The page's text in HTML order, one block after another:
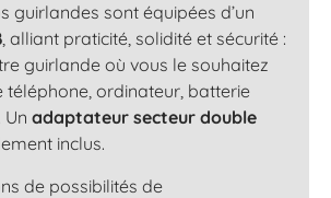
guirlandes sont équipées d’un
, alliant praticité, solidité et sécurité :
guirlande où vous le souhaitez
téléphone, ordinateur, batterie
Un adaptateur secteur double
inclus.
de possibilités de